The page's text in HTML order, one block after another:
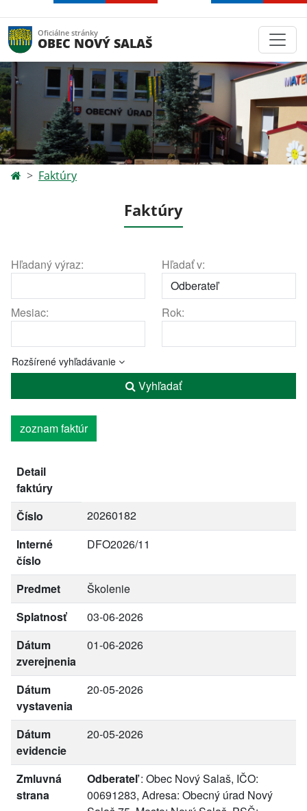
Oficiálne stránky
OBEC NOVÝ SALAŠ
Faktúry
Faktúry
Hľadaný výraz: Hľadať v:
Mesiac: Rok:
Rozšírené vyhľadávanie
Vyhľadať
zoznam faktúr
Detail
faktúry
Číslo
20260182
Interné
číslo
DFO2026/11
Predmet
Školenie
Splatnosť
03-06-2026
Dátum
zverejnenia
01-06-2026
Dátum
vystavenia
20-05-2026
Dátum
evidencie
20-05-2026
Zmluvná
strana
Odberateľ: Obec Nový Salaš, IČO:
00691283, Adresa: Obecný úrad Nový